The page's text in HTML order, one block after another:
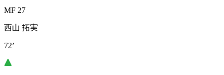
MF 27
西山 拓実
72’